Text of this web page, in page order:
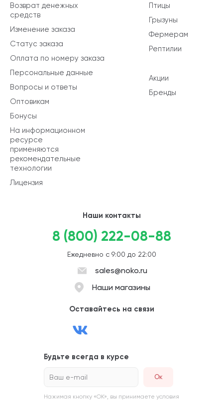
Птицы
Грызуны
Фермерам
Рептилии
Акции
Бренды
Возврат денежных
средств
Изменение заказа
Статус заказа
Оплата по номеру заказа
Персональные данные
Вопросы и ответы
Оптовикам
Бонусы
На информационном
ресурсе
применяются
рекомендательные
технологии
Лицензия
Наши контакты
8 (800) 222-08-88
Ежедневно с 9:00 до 22:00
sales@noko.ru
Наши магазины
Оставайтесь на связи
Будьте всегда в курсе
Ваш e-mail
Нажимая кнопку «ОК», вы принимаете условия